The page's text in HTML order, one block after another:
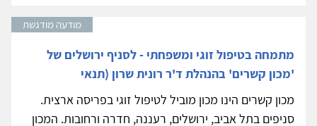
מודעה מודגשת
מתמחה בטיפול זוגי ומשפחתי - לסניף ירושלים של
'מכון קשרים' בהנהלת ד'ר רונית שרון (תנאי
מכון קשרים הינו מכון מוביל לטיפול זוגי בפריסה ארצית.
סניפים בתל אביב, ירושלים, רעננה, חדרה ורחובות. המכון